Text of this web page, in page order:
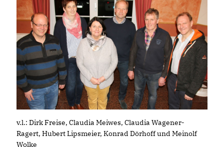
v.l.: Dirk Freise, Claudia Meiwes, Claudia Wagener-
Ragert, Hubert Lipsmeier, Konrad Dörhoff und Meinolf
Wolke